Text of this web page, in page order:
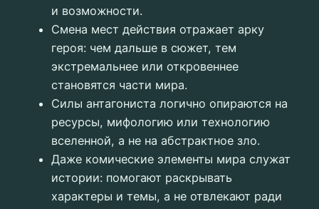
и возможности.
Смена мест действия отражает арку
героя: чем дальше в сюжет, тем
экстремальнее или откровеннее
становятся части мира.
Силы антагониста логично опираются на
ресурсы, мифологию или технологию
вселенной, а не на абстрактное зло.
Даже комические элементы мира служат
истории: помогают раскрывать
характеры и темы, а не отвлекают ради